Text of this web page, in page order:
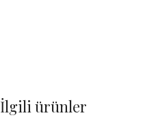
İlgili ürünler